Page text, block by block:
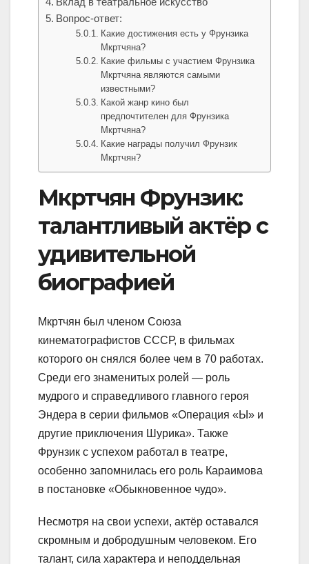
Вопрос-ответ:
Какие достижения есть у Фрунзика
Мкртчяна?
Какие фильмы с участием Фрунзика
Мкртчяна являются самыми
известными?
Какой жанр кино был
предпочтителен для Фрунзика
Мкртчяна?
Какие награды получил Фрунзик
Мкртчян?
Мкртчян Фрунзик:
талантливый актёр с
удивительной
биографией
Мкртчян был членом Союза
кинематографистов СССР, в фильмах
которого он снялся более чем в 70 работах.
Среди его знаменитых ролей — роль
мудрого и справедливого главного героя
Эндера в серии фильмов «Операция «Ы» и
другие приключения Шурика». Также
Фрунзик с успехом работал в театре,
особенно запомнилась его роль Караимова
в постановке «Обыкновенное чудо».
Несмотря на свои успехи, актёр оставался
скромным и добродушным человеком. Его
талант, сила характера и неподдельная